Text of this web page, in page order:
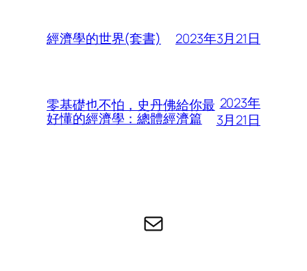
經濟學的世界(套書) 2023年3月21日
零基礎也不怕，史丹佛給你最
好懂的經濟學：總體經濟篇
2023年
3月21日
电子邮件